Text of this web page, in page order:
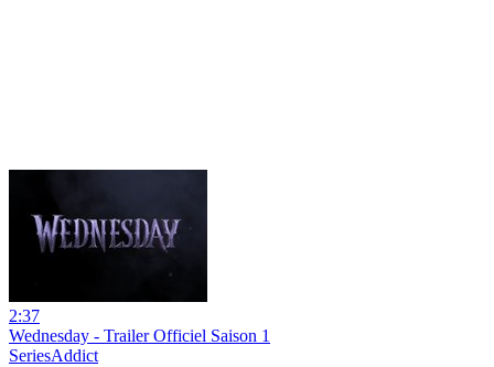
2:37
Wednesday - Trailer Officiel Saison 1
SeriesAddict